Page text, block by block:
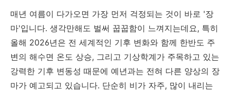
매년 여름이 다가오면 가장 먼저 걱정되는 것이 바로 '장
마'입니다. 생각만해도 벌써 꿉꿉함이 느껴지는데요, 특히
올해 2026년은 전 세계적인 기후 변화와 함께 한반도 주
변의 해수면 온도 상승, 그리고 기상학계가 주목하고 있는
강력한 기후 변동성 때문에 예년과는 전혀 다른 양상의 장
마가 예고되고 있습니다. 단순히 비가 자주, 많이 내리는